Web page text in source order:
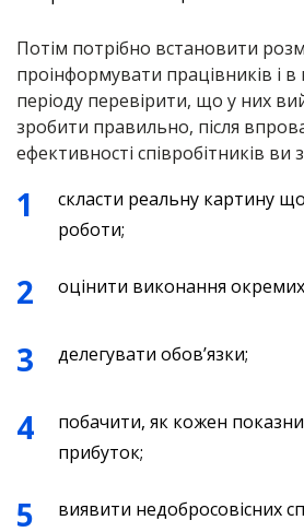
Потім потрібно встановити
проінформувати працівників і в
періоду перевірити, що у них
зробити правильно, після
ефективності співробітників ви
скласти реальну картину
роботи;
оцінити виконання
делегувати обов’язки;
побачити, як кожен
прибуток;
виявити недобросовісних